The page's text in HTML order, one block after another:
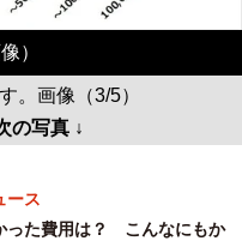
）
。画像（3/5）
の写真 ↓
ース
った費用は？ こんなにもか